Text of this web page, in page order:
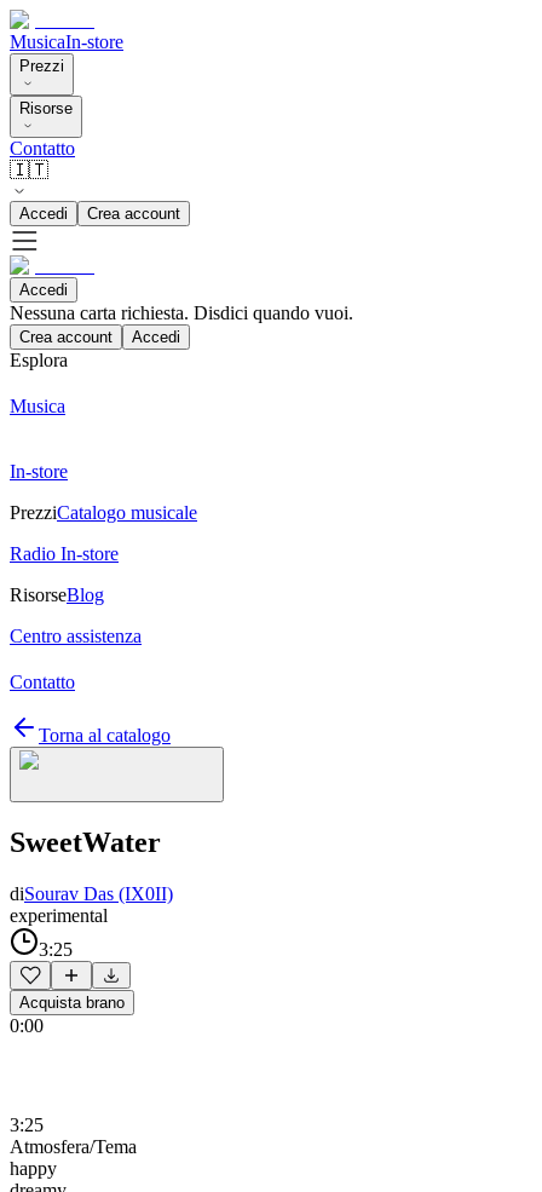
MusicaIn-store
Prezzi
Risorse
Contatto
🇮🇹
Accedi Crea account
Accedi
Nessuna carta richiesta. Disdici quando vuoi.
Crea account Accedi
Esplora
Musica
In-store
PrezziCatalogo musicale
Radio In-store
RisorseBlog
Centro assistenza
Contatto
Torna al catalogo
SweetWater
diSourav Das (IX0II)
experimental
3:25
Acquista brano
0:00
3:25
Atmosfera/Tema
happy